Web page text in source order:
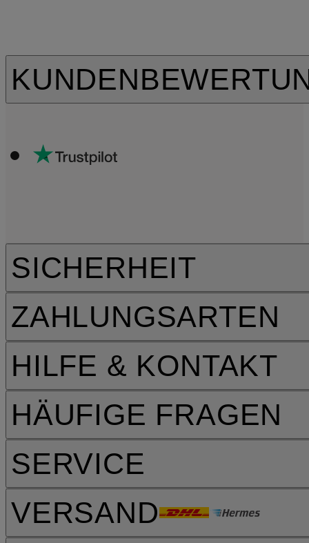
HILFE & KONTAKT
HÄUFIGE FRAGEN
SERVICE
VERSAND
SICHERHEIT
ZAHLUNGSARTEN